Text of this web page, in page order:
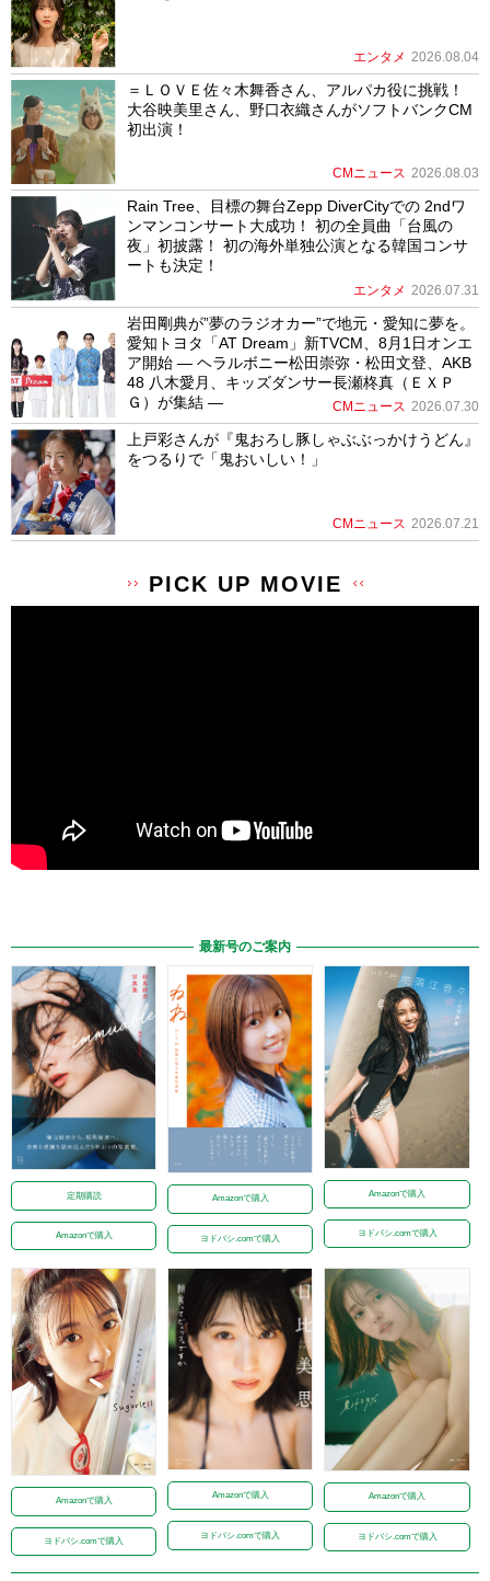
エンタメ 2026.08.04
＝ＬＯＶＥ佐々木舞香さん、アルパカ役に挑戦！
大谷映美里さん、野口衣織さんがソフトバンクCM
初出演！
CMニュース 2026.08.03
Rain Tree、目標の舞台Zepp DiverCityでの 2ndワ
ンマンコンサート大成功！ 初の全員曲「台風の
夜」初披露！ 初の海外単独公演となる韓国コンサ
ートも決定！
エンタメ 2026.07.31
岩田剛典が”夢のラジオカー”で地元・愛知に夢を。
愛知トヨタ「AT Dream」新TVCM、8月1日オンエ
ア開始 ― ヘラルボニー松田崇弥・松田文登、AKB
48 八木愛月、キッズダンサー長瀬柊真（ＥＸＰ
Ｇ）が集結 ―
CMニュース 2026.07.30
上戸彩さんが『鬼おろし豚しゃぶぶっかけうどん』
をつるりで「鬼おいしい！」
CMニュース 2026.07.21
PICK UP MOVIE
最新号のご案内
定期購読
Amazonで購入
Amazonで購入
ヨドバシ.comで購入
Amazonで購入
ヨドバシ.comで購入
Amazonで購入
ヨドバシ.comで購入
Amazonで購入
ヨドバシ.comで購入
Amazonで購入
ヨドバシ.comで購入